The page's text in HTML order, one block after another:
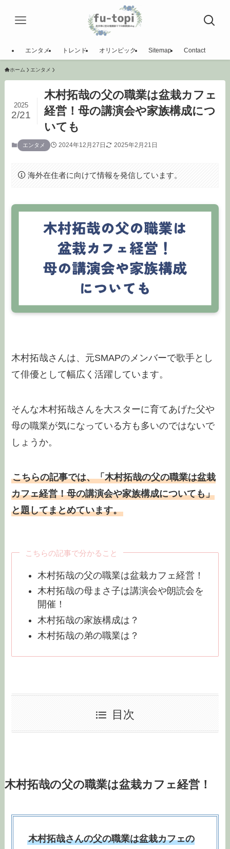
エンタメ トレンド オリンピック Sitemap Contact
ホーム エンタメ
木村拓哉の父の職業は盆栽カフェ
経営！母の講演会や家族構成につ
いても
2025
2/21
エンタメ 2024年12月27日 2025年2月21日
海外在住者に向けて情報を発信しています。
木村拓哉さんは、元SMAPのメンバーで歌手とし
て俳優として幅広く活躍しています。
そんな木村拓哉さんを大スターに育てあげた父や
母の職業が気になっている方も多いのではないで
しょうか。
こちらの記事では、「木村拓哉の父の職業は盆栽
カフェ経営！母の講演会や家族構成についても」
と題してまとめています。
こちらの記事で分かること
木村拓哉の父の職業は盆栽カフェ経営！
木村拓哉の母まさ子は講演会や朗読会を
開催！
木村拓哉の家族構成は？
木村拓哉の弟の職業は？
目次
木村拓哉の父の職業は盆栽カフェ経営！
木村拓哉さんの父の職業は盆栽カフェの